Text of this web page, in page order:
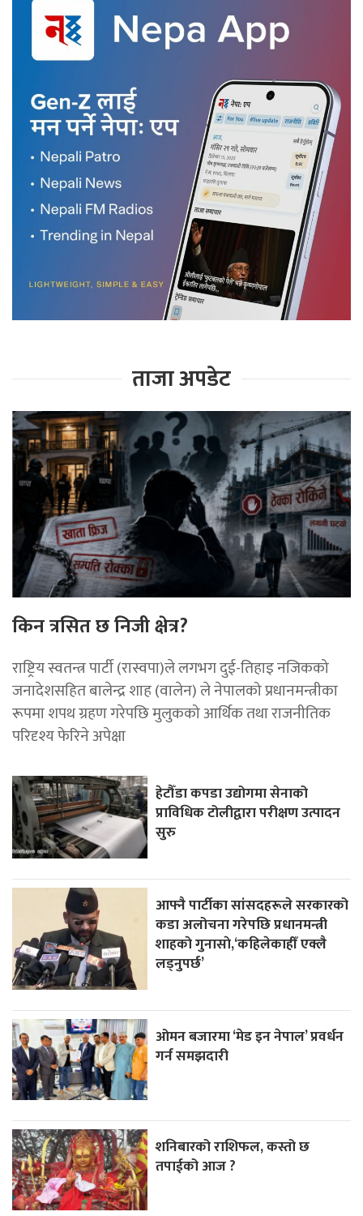
ताजा अपडेट
किन त्रसित छ निजी क्षेत्र?
राष्ट्रिय स्वतन्त्र पार्टी (रास्वपा)ले लगभग दुई-तिहाइ नजिकको
जनादेशसहित बालेन्द्र शाह (वालेन) ले नेपालको प्रधानमन्त्रीका
रूपमा शपथ ग्रहण गरेपछि मुलुकको आर्थिक तथा राजनीतिक
परिदृश्य फेरिने अपेक्षा
हेटौँडा कपडा उद्योगमा सेनाको
प्राविधिक टोलीद्वारा परीक्षण उत्पादन
सुरु
आफ्नै पार्टीका सांसदहरूले सरकारको
कडा अलोचना गरेपछि प्रधानमन्त्री
शाहकाे गुनासाे,‘कहिलेकाहीँ एक्लै
लड्नुपर्छ’
ओमन बजारमा ‘मेड इन नेपाल’ प्रवर्धन
गर्न समझदारी
शनिबारको राशिफल, कस्तो छ
तपाईको आज ?